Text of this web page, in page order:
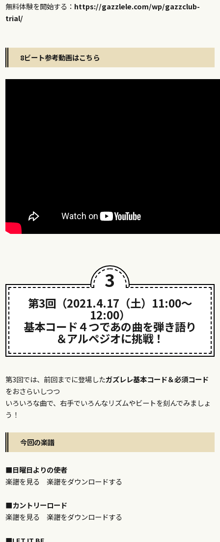
無料体験を開始する： https://gazzlele.com/wp/gazzclub-
trial/
8ビート参考動画はこちら
3
第3回（2021.4.17（土）11:00〜
12:00）
基本コード４つであの曲を弾き語り
＆アルペジオに挑戦！
第3回では、前回までに登場したガズレレ基本コード＆必須コード
をおさらいしつつ
いろいろな曲で、右手でいろんなリズムやビートを刻んでみましょ
う！
今回の楽譜
■日曜日よりの使者
楽譜を見る
楽譜をダウンロードする
■カントリーロード
楽譜を見る
楽譜をダウンロードする